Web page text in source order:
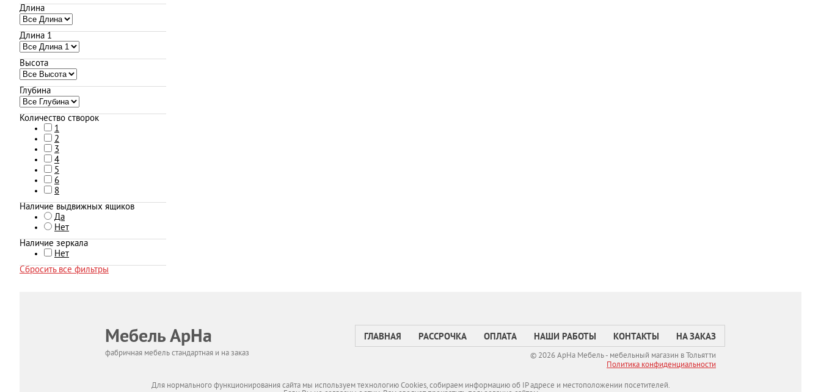
Длина
Длина 1
Высота
Глубина
Количество створок
1
2
3
4
5
6
8
Наличие выдвижных ящиков
Да
Нет
Наличие зеркала
Нет
Сбросить все фильтры
Мебель АрНа
фабричная мебель стандартная и на заказ
ГЛАВНАЯ РАССРОЧКА ОПЛАТА НАШИ РАБОТЫ КОНТАКТЫ НА ЗАКАЗ
© 2026 АрНа Мебель - мебельный магазин в Тольятти
Политикa конфиденциальности
Для нормального функционирования сайта мы используем технологию Cookies, собираем информацию об IP адресе и местоположении посетителей.